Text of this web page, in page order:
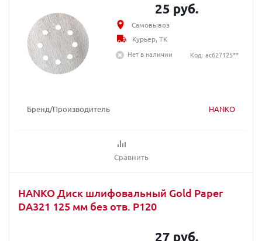
Бренд/Производитель HANKO
Сравнить
25 руб.
Самовывоз
Курьер, ТК
Нет в наличии
Код: ac627125**
HANKO Диск шлифовальный Gold Paper
DA321 125 мм без отв. Р120
27 руб.